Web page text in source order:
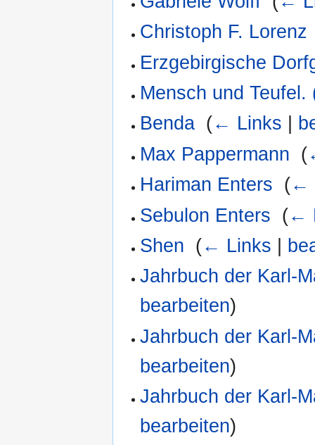
Christoph F. Lorenz
Erzgebirgische
Mensch und Teufel.
Benda (← Links
Max Pappermann (
Hariman Enters (←
Sebulon Enters (←
Shen (← Links
Jahrbuch der Karl-
bearbeiten)
Jahrbuch der Karl-
bearbeiten)
Jahrbuch der Karl-
bearbeiten)